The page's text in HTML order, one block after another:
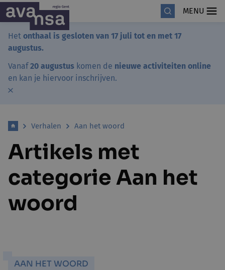
MENU
Het onthaal is gesloten van 17 juli tot en met 17
augustus.
Vanaf20 augustus komen de nieuwe activiteiten online
en kan je hiervoor inschrijven.
Verhalen Aan het woord
Artikels met
categorie Aan het
woord
AAN HET WOORD